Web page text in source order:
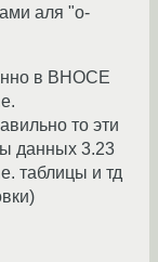
аля "o-
в ВНОСЕ
то эти
данных 3.23
таблицы и тд